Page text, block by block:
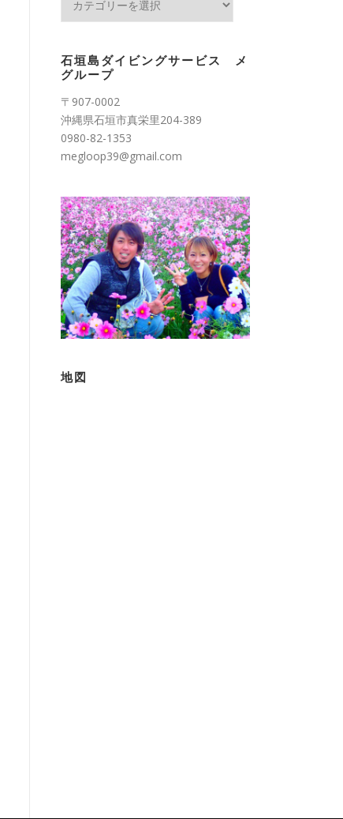
ー
石垣島ダイビングサービス メ
グループ
〒907-0002
沖縄県石垣市真栄里204-389
0980-82-1353
megloop39@gmail.com
地図